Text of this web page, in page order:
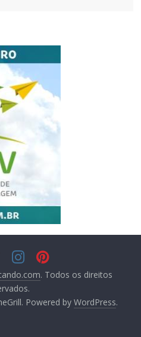
. Todos os direitos
Powered byWordPress.